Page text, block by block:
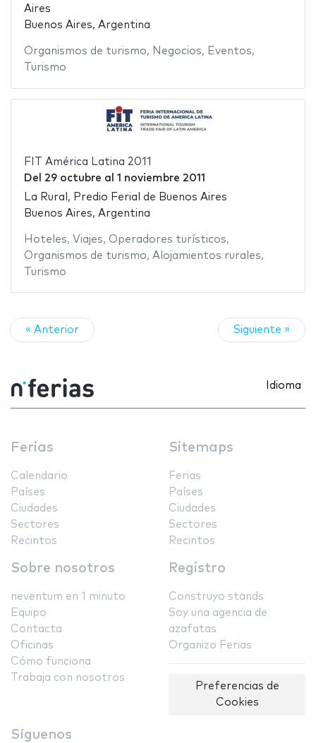
Aires
Buenos Aires, Argentina
Organismos de turismo, Negocios, Eventos,
Turismo
FIT América Latina 2011
Del 29 octubre al 1 noviembre 2011
La Rural, Predio Ferial de Buenos Aires
Buenos Aires, Argentina
Hoteles, Viajes, Operadores turísticos,
Organismos de turismo, Alojamientos rurales,
Turismo
« Anterior Siguiente »
Idioma
Ferias
Calendario
Países
Ciudades
Sectores
Recintos
Sitemaps
Ferias
Países
Ciudades
Sectores
Recintos
Sobre nosotros
neventum en 1 minuto
Equipo
Contacta
Oficinas
Cómo funciona
Trabaja con nosotros
Registro
Construyo stands
Soy una agencia de
azafatas
Organizo Ferias
Preferencias de
Cookies
Síguenos